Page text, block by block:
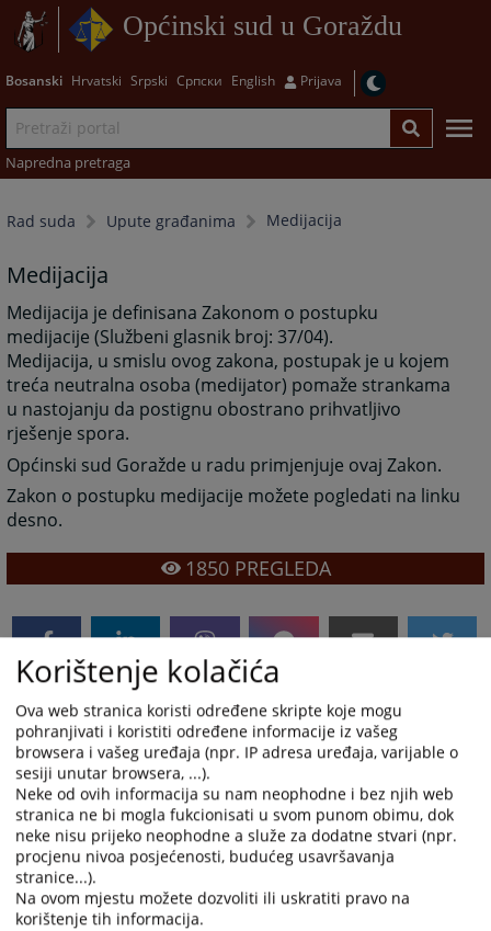
Općinski sud u Goraždu
Bosanski Hrvatski Srpski Српски English Prijava
Napredna pretraga
Rad suda Upute građanima Medijacija
Medijacija
Medijacija je definisana Zakonom o postupku
medijacije (Službeni glasnik broj: 37/04).
Medijacija, u smislu ovog zakona, postupak je u kojem
treća neutralna osoba (medijator) pomaže strankama
u nastojanju da postignu obostrano prihvatljivo
rješenje spora.
Općinski sud Goražde u radu primjenjuje ovaj Zakon.
Zakon o postupku medijacije možete pogledati na linku
desno.
1850PREGLEDA
Prateći dokumenti
Zakon o postupku medijacije
Korištenje kolačića
Ova web stranica koristi određene skripte koje mogu
pohranjivati i koristiti određene informacije iz vašeg
browsera i vašeg uređaja (npr. IP adresa uređaja, varijable o
sesiji unutar browsera, ...).
Neke od ovih informacija su nam neophodne i bez njih web
stranica ne bi mogla fukcionisati u svom punom obimu, dok
neke nisu prijeko neophodne a služe za dodatne stvari (npr.
procjenu nivoa posjećenosti, budućeg usavršavanja
stranice...).
Na ovom mjestu možete dozvoliti ili uskratiti pravo na
korištenje tih informacija.